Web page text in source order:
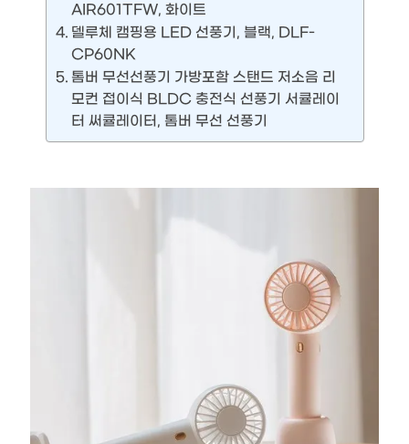
AIR601TFW, 화이트
델루체 캠핑용 LED 선풍기, 블랙, DLF-
CP60NK
톰버 무선선풍기 가방포함 스탠드 저소음 리
모컨 접이식 BLDC 충전식 선풍기 서큘레이
터 써큘레이터, 톰버 무선 선풍기